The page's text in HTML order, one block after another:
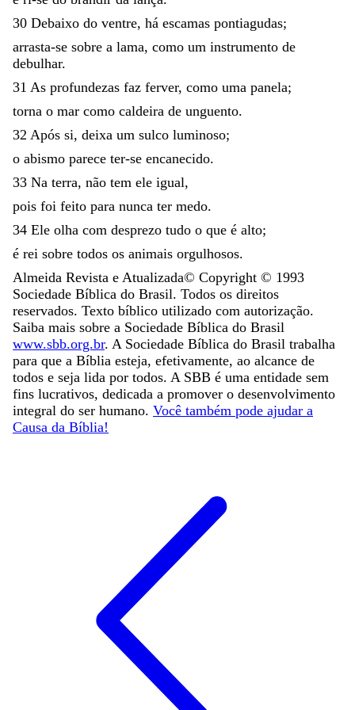
30 Debaixo do ventre, há escamas pontiagudas;
arrasta-se sobre a lama, como um instrumento de
debulhar.
31 As profundezas faz ferver, como uma panela;
torna o mar como caldeira de unguento.
32 Após si, deixa um sulco luminoso;
o abismo parece ter-se encanecido.
33 Na terra, não tem ele igual,
pois foi feito para nunca ter medo.
34 Ele olha com desprezo tudo o que é alto;
é rei sobre todos os animais orgulhosos.
Almeida Revista e Atualizada© Copyright © 1993
Sociedade Bíblica do Brasil. Todos os direitos
reservados. Texto bíblico utilizado com autorização.
Saiba mais sobre a Sociedade Bíblica do Brasil
www.sbb.org.br. A Sociedade Bíblica do Brasil trabalha
para que a Bíblia esteja, efetivamente, ao alcance de
todos e seja lida por todos. A SBB é uma entidade sem
fins lucrativos, dedicada a promover o desenvolvimento
integral do ser humano. Você também pode ajudar a
Causa da Bíblia!